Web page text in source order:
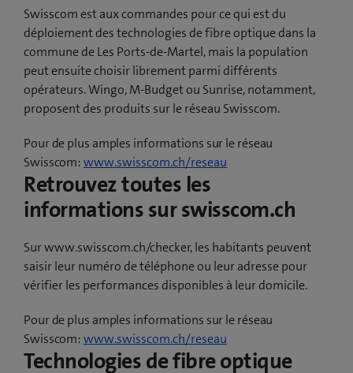
Swisscom est aux commandes pour ce qui est du
déploiement des technologies de fibre optique dans la
commune de Les Ports-de-Martel, mais la population
peut ensuite choisir librement parmi différents
opérateurs. Wingo, M-Budget ou Sunrise, notamment,
proposent des produits sur le réseau Swisscom.
Pour de plus amples informations sur le réseau
Swisscom:www.swisscom.ch/reseau
Retrouvez toutes les
informations sur swisscom.ch
Sur www.swisscom.ch/checker, les habitants peuvent
saisir leur numéro de téléphone ou leur adresse pour
vérifier les performances disponibles à leur domicile.
Pour de plus amples informations sur le réseau
Swisscom:www.swisscom.ch/reseau
Technologies de fibre optique